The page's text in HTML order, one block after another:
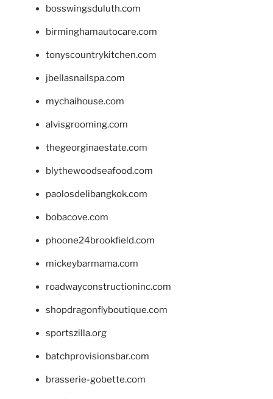
bosswingsduluth.com
birminghamautocare.com
tonyscountrykitchen.com
jbellasnailspa.com
mychaihouse.com
alvisgrooming.com
thegeorginaestate.com
blythewoodseafood.com
paolosdelibangkok.com
bobacove.com
phoone24brookfield.com
mickeybarmama.com
roadwayconstructioninc.com
shopdragonflyboutique.com
sportszilla.org
batchprovisionsbar.com
brasserie-gobette.com